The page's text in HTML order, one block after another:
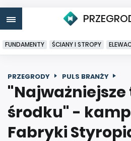
FUNDAMENTY ŚCIANY I STROPY
PRZEGRODY PULS BRANŻY
"Najważniejsze
środku" -
Fabryki